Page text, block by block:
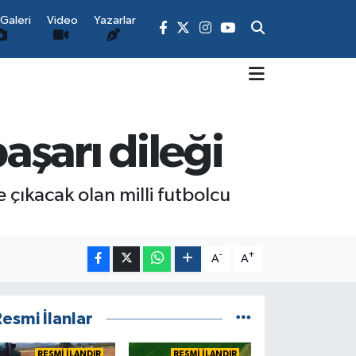
Video Yazarlar
dileği
çıkacak olan milli futbolcu
A- A+
İlanlar
RESMİ İLANDIR RESMİ İLANDIR